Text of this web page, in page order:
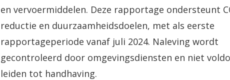
en vervoermiddelen. Deze rapportage ondersteunt
reductie en duurzaamheidsdoelen, met als eerste
rapportageperiode vanaf juli 2024. Naleving wordt
gecontroleerd door omgevingsdiensten en niet
leiden tot handhaving.